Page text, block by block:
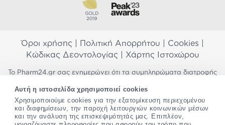
Αυτή η ιστοσελίδα χρησιμοποιεί cookies
Χρησιμοποιούμε cookies για την εξατομίκευση περιεχομένου
και διαφημίσεων, την παροχή λειτουργιών κοινωνικών μέσων
και την ανάλυση της επισκεψιμότητάς μας. Επιπλέον,
Όροι χρήσης Πολιτική Απορρήτου Cookies
Κώδικας Δεοντολογίας| Χάρτης Ιστοχώρου
Το Pharm24.gr σας ενημερώνει ότι τα συμπληρώματα διατροφής
προορίζονται για την πρόληψη, αγωγή ή θεραπεία ανθρώπινης
νόσου. Συμβουλευτείτε τον γιατρό σας εάν είστε έγκυος,
θηλάζετε, ακολουθείτε παράλληλα φαρμακευτική αγωγή ή
αντιμετωπίζετε προβλήματα υγείας πριν χρησιμοποιήσετε